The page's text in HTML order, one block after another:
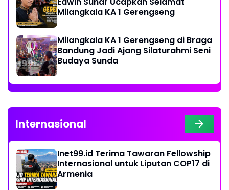
Milangkala KA 1 Gerengseng
Milangkala KA 1 Gerengseng di Braga
Bandung Jadi Ajang Silaturahmi Seni
Budaya Sunda
Internasional
Inet99.id Terima Tawaran Fellowship
Internasional untuk Liputan COP17 di
Armenia